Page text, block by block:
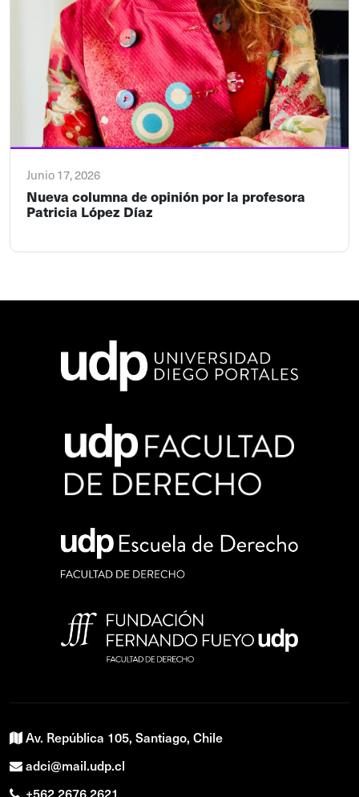
Junio 17, 2026
Nueva columna de opinión por la profesora
Patricia López Díaz
Av. República 105, Santiago, Chile
adci@mail.udp.cl